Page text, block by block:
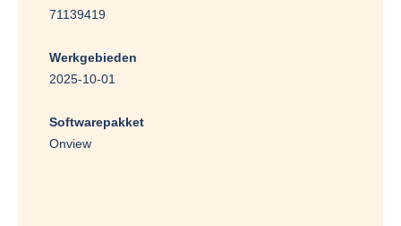
71139419
Werkgebieden
2025-10-01
Softwarepakket
Onview